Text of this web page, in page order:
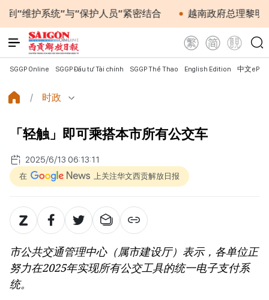
”与“保护人员”紧密结合 越南政府总理黎明兴会见马来
SGGP Online SGGP Đầu tư Tài chính SGGP Thể Thao English Edition 中文
时政
「轻触」即可乘搭本市所有公交车
2025/6/13 06:13:11
在 上关注华文西贡解放日报
市公共交通管理中心（属市建设厅）表示，各单位正
努力在2025年实现所有公交工具的统一电子支付系
统。